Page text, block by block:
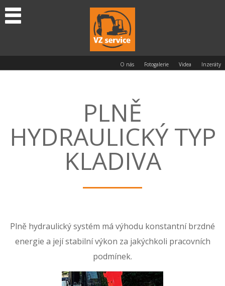
O nás Fotogalerie Videa Inzeráty
PLNĚ
HYDRAULICKÝ TYP
KLADIVA
Plně hydraulický systém má výhodu konstantní brzdné
energie a její stabilní výkon za jakýchkoli pracovních
podmínek.